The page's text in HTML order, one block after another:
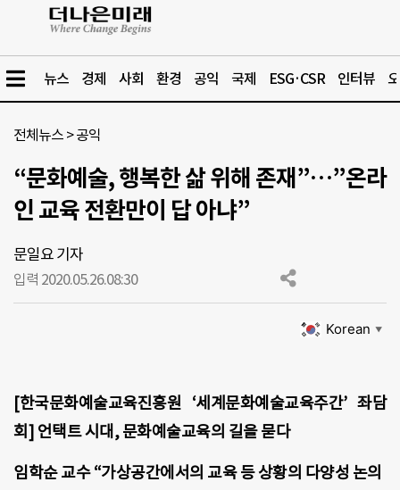
뉴스 경제 사회 환경 공익 국제 ESG·CSR 인터뷰
전체뉴스 >공익
“문화예술, 행복한 삶 위해 존재”…”온라
인 교육 전환만이 답 아냐”
문일요 기자
입력 2020.05.26.08:30
Korean ▼
[한국문화예술교육진흥원 ‘세계문화예술교육주간’ 좌담
회] 언택트 시대, 문화예술교육의 길을 묻다
임학순 교수 “가상공간에서의 교육 등 상황의 다양성 논의